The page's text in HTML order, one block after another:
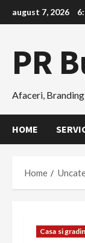
to
august 7, 2026
PR
Afaceri,
HOME
Home
Casa si